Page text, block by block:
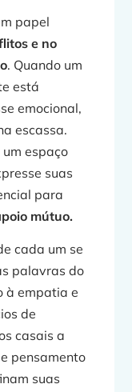
papel
e no
. Quando um
está
emocional,
escassa.
espaço
suas
para
mútuo.
cada um se
palavras do
à empatia e
de
casais a
pensamento
suas